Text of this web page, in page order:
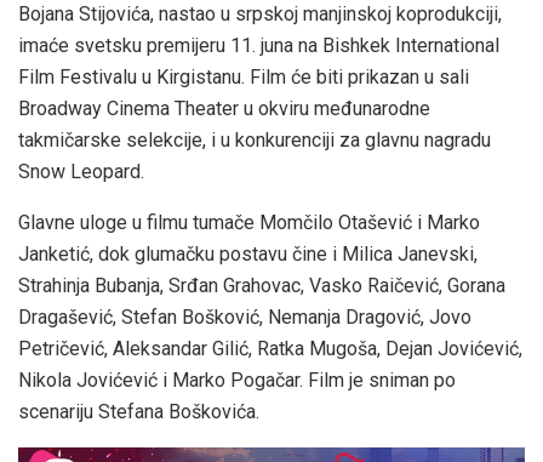
Bojana Stijovića, nastao u srpskoj manjinskoj koprodukciji,
imaće svetsku premijeru 11. juna na Bishkek International
Film Festivalu u Kirgistanu. Film će biti prikazan u sali
Broadway Cinema Theater u okviru međunarodne
takmičarske selekcije, i u konkurenciji za glavnu nagradu
Snow Leopard.
Glavne uloge u filmu tumače Momčilo Otašević i Marko
Janketić, dok glumačku postavu čine i Milica Janevski,
Strahinja Bubanja, Srđan Grahovac, Vasko Raičević, Gorana
Dragašević, Stefan Bošković, Nemanja Dragović, Jovo
Petričević, Aleksandar Gilić, Ratka Mugoša, Dejan Jovićević,
Nikola Jovićević i Marko Pogačar. Film je sniman po
scenariju Stefana Boškovića.